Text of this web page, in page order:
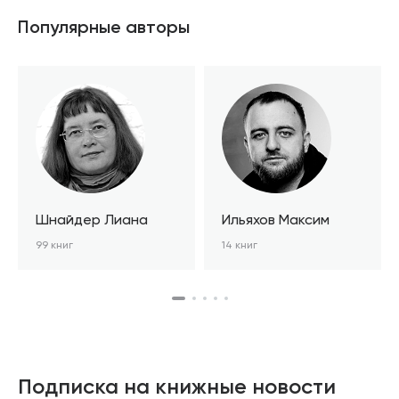
Популярные авторы
Шнайдер Лиана
99 книг
Ильяхов Максим
14 книг
Подписка на книжные новости